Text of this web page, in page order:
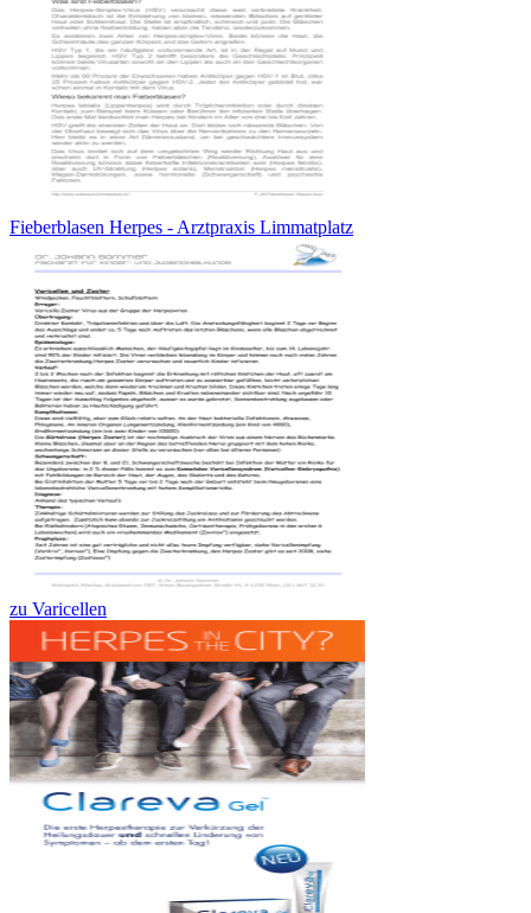
Fieberblasen Herpes - Arztpraxis Limmatplatz
zu Varicellen